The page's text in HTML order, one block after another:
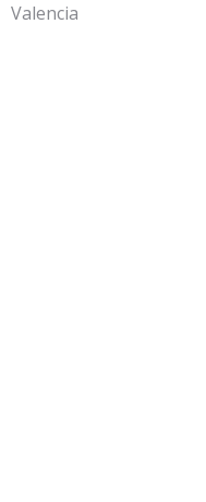
Valencia